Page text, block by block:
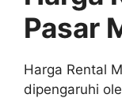
Pasar
Harga Rental
dipengaruhi